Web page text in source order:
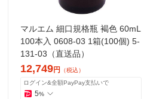
マルエム 細口規格瓶 褐色 60mL
100本入 0608-03 1箱(100個) 5-
131-03（直送品）
12,749円
（税込）
ログイン&全額PayPay支払いで
5%